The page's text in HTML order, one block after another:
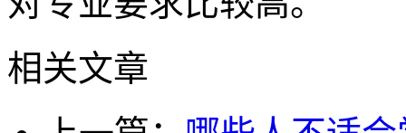
相关文章